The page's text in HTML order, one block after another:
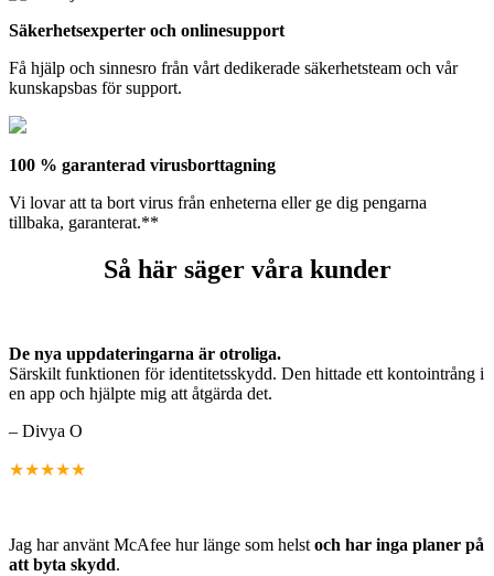
Säkerhetsexperter och onlinesupport
Få hjälp och sinnesro från vårt dedikerade säkerhetsteam och vår
kunskapsbas för support.
100 % garanterad virusborttagning
Vi lovar att ta bort virus från enheterna eller ge dig pengarna
tillbaka, garanterat.**
Så här säger våra kunder
De nya uppdateringarna är otroliga.
Särskilt funktionen för identitetsskydd. Den hittade ett kontointrång i
en app och hjälpte mig att åtgärda det.
– Divya O
★★★★★
Jag har använt McAfee hur länge som helst och har inga planer på
att byta skydd.